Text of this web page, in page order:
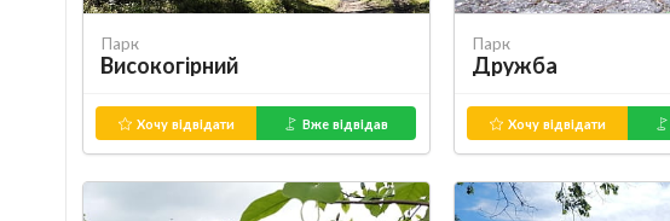
Парк
Високогірний
Хочу відвідати Вже відвідав
Парк
Дружба
Хочу відвідати